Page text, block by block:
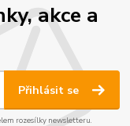
akce a
Přihlásit se
rozesílky newsletteru.